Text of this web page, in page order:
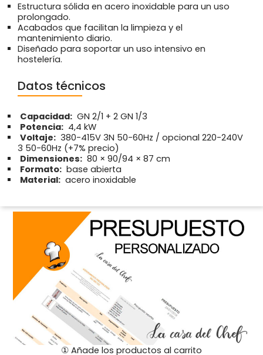
Estructura sólida en acero inoxidable para un uso
prolongado.
Acabados que facilitan la limpieza y el
mantenimiento diario.
Diseñado para soportar un uso intensivo en
hostelería.
Datos técnicos
Capacidad: GN 2/1 + 2 GN 1/3
Potencia: 4,4 kW
Voltaje: 380-415V 3N 50-60Hz / opcional 220-240V
3 50-60Hz (+7% precio)
Dimensiones: 80 × 90/94 × 87 cm
Formato: base abierta
Material: acero inoxidable
① Añade los productos al carrito